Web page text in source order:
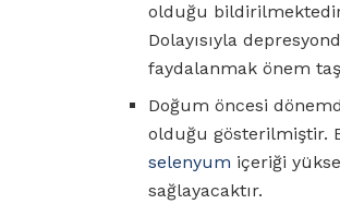
olduğu
Dolayısıyla
faydalanmak önem
Doğum öncesi
olduğu gösterilmiştir.
selenyum içeriği
sağlayacaktır.